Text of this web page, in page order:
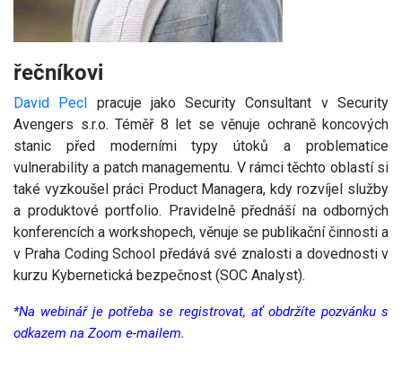
řečníkovi
David Pecl pracuje jako Security Consultant v Security
Avengers s.r.o. Téměř 8 let se věnuje ochraně koncových
stanic před moderními typy útoků a problematice
vulnerability a patch managementu. V rámci těchto oblastí si
také vyzkoušel práci Product Managera, kdy rozvíjel služby
a produktové portfolio. Pravidelně přednáší na odborných
konferencích a workshopech, věnuje se publikační činnosti a
v Praha Coding School předává své znalosti a dovednosti v
kurzu Kybernetická bezpečnost (SOC Analyst).
*Na webinář je potřeba se registrovat, ať obdržíte pozvánku s
odkazem na Zoom e-mailem.